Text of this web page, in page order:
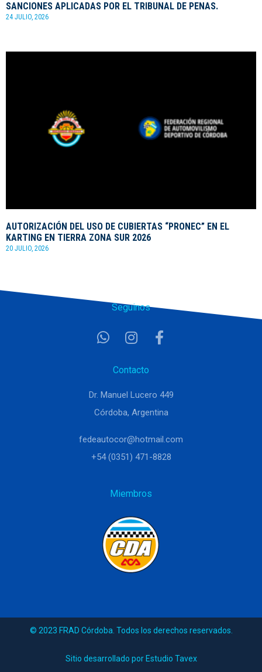
SANCIONES APLICADAS POR EL TRIBUNAL DE PENAS.
24 JULIO, 2026
AUTORIZACIÓN DEL USO DE CUBIERTAS “PRONEC” EN EL
KARTING EN TIERRA ZONA SUR 2026
20 JULIO, 2026
Seguinos
Contacto
Dr. Manuel Lucero 449
Córdoba, Argentina
fedeautocor@hotmail.com
+54 (0351) 471-8828
Miembros
© 2023 FRAD Córdoba. Todos los derechos reservados.
Sitio desarrollado por Estudio Tavex